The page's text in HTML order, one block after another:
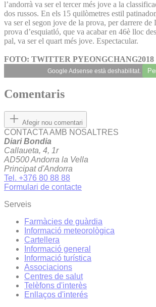
l’andorrà va ser el tercer més jove a la
dos russos. En els 15 quilòmetres estil
va ser el segon jove de la prova, per darrere de
prova d’esquiatló, que va acabar en 46è lloc
pal, va ser el quart més jove. Espectacular.
FOTO: TWITTER PYEONGCHANG2018
Google Adsense està deshabilitat.
Comentaris
Afegir nou comentari
CONTACTA AMB NOSALTRES
Diari Bondia
Callaueta, 4, 1r
AD500 Andorra la Vella
Principat d'Andorra
Tel. +376 80 88 88
Formulari de contacte
Serveis
Farmàcies de guàrdia
Informació meteorològica
Cartellera
Informació general
Informació turística
Associacions
Centres de salut
Telèfons d'interès
Enllaços d'interés